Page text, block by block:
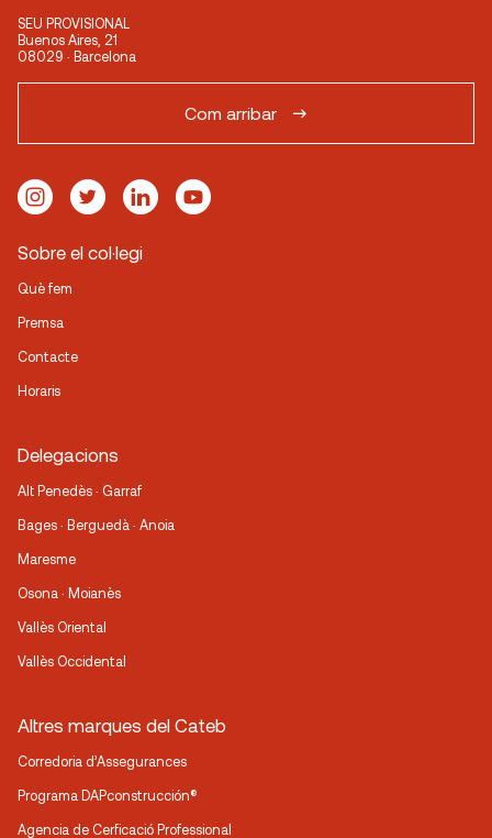
SEU PROVISIONAL
Buenos Aires, 21
08029 · Barcelona
Com arribar
Sobre el col·legi
Què fem
Premsa
Contacte
Horaris
Delegacions
Alt Penedès · Garraf
Bages · Berguedà · Anoia
Maresme
Osona · Moianès
Vallès Oriental
Vallès Occidental
Altres marques del Cateb
Corredoria d’Assegurances
Programa DAPconstrucción®
Agencia de Cerficació Professional